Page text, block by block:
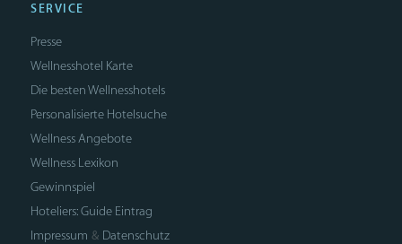
SERVICE
Presse
Wellnesshotel Karte
Die besten Wellnesshotels
Personalisierte Hotelsuche
Wellness Angebote
Wellness Lexikon
Gewinnspiel
Hoteliers: Guide Eintrag
Impressum & Datenschutz